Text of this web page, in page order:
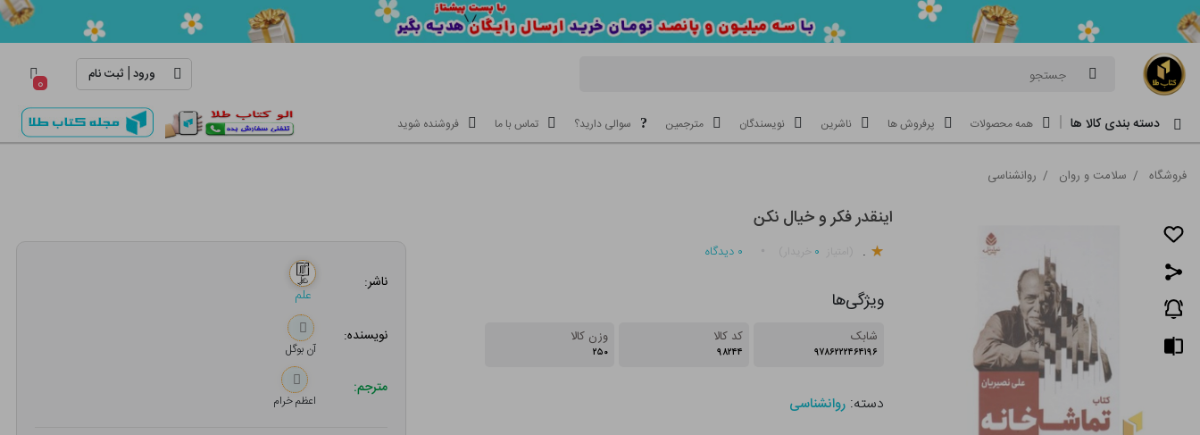
جستجو ورود| ثبت نام ۰
دسته بندی کالا ها همه محصولات پرفروش ها ناشرین نویسندگان مترجمین سوالی دارید؟ تماس با ما فروشنده شوید
فروشگاه / سلامت و روان / روانشناسی
اینقدر فکر و خیال نکن
. ۰ ۰ دیدگاه
ویژگی‌ها
شابک
۹۷۸۶۲۲۲۴۶۴۱۹۶
کد کالا
۹۸۲۴۴
وزن کالا
۲۵۰
دسته: روانشناسی
ناشر:
علم
نویسنده:
آن بوگل
مترجم:
اعظم خرام